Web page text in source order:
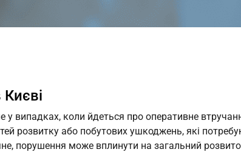
КОНСУЛЬТАЦІЯ ПО ГВ
Києві
у випадках, коли йдеться про оперативне
розвитку або побутових ушкоджень, які
порушення може вплинути на загальний